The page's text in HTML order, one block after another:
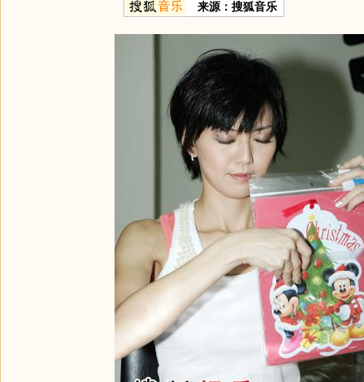
来源：搜狐音乐